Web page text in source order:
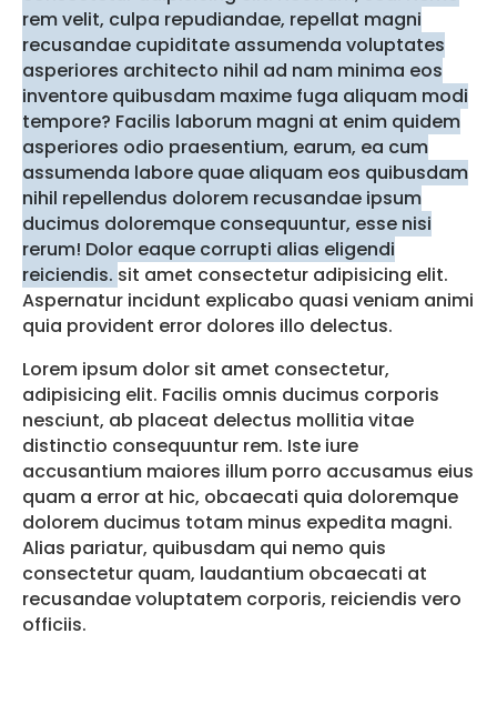
rem velit, culpa repudiandae, repellat magni
recusandae cupiditate assumenda voluptates
asperiores architecto nihil ad nam minima eos
inventore quibusdam maxime fuga aliquam modi
tempore? Facilis laborum magni at enim quidem
asperiores odio praesentium, earum, ea cum
assumenda labore quae aliquam eos quibusdam
nihil repellendus dolorem recusandae ipsum
ducimus doloremque consequuntur, esse nisi
rerum! Dolor eaque corrupti alias eligendi
reiciendis. sit amet consectetur adipisicing elit.
Aspernatur incidunt explicabo quasi veniam animi
quia provident error dolores illo delectus.
Lorem ipsum dolor sit amet consectetur,
adipisicing elit. Facilis omnis ducimus corporis
nesciunt, ab placeat delectus mollitia vitae
distinctio consequuntur rem. Iste iure
accusantium maiores illum porro accusamus eius
quam a error at hic, obcaecati quia doloremque
dolorem ducimus totam minus expedita magni.
Alias pariatur, quibusdam qui nemo quis
consectetur quam, laudantium obcaecati at
recusandae voluptatem corporis, reiciendis vero
officiis.